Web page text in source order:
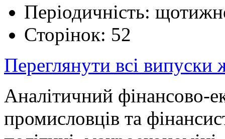
Періодичність:
Сторінок: 52
Переглянути всі випуски
Аналітичний фінансово-
промисловців та